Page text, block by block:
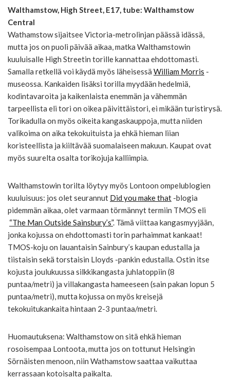
Walthamstow, High Street, E17, tube: Walthamstow
Central
Wathamstow sijaitsee Victoria-metrolinjan päässä idässä,
mutta jos on puoli päivää aikaa, matka Walthamstowin
kuuluisalle High Streetin torille kannattaa ehdottomasti.
Samalla retkellä voi käydä myös läheisessä William Morris -
museossa. Kankaiden lisäksi torilla myydään hedelmiä,
kodintavaroita ja kaikenlaista enemmän ja vähemmän
tarpeellista eli tori on oikea päivittäistori, ei mikään turistirysä.
Torikadulla on myös oikeita kangaskauppoja, mutta niiden
valikoima on aika tekokuituista ja ehkä hieman liian
koristeellista ja kiiltävää suomalaiseen makuun. Kaupat ovat
myös suurelta osalta torikojuja kalliimpia.
Walthamstowin torilta löytyy myös Lontoon ompelublogien
kuuluisuus: jos olet seurannut Did you make that -blogia
pidemmän aikaa, olet varmaan törmännyt termiin TMOS eli
“The Man Outside Sainsbury’s”. Tämä viittaa kangasmyyjään,
jonka kojussa on ehdottomasti torin parhaimmat kankaat!
TMOS-koju on lauantaisin Sainbury’s kaupan edustalla ja
tiistaisin sekä torstaisin Lloyds -pankin edustalla. Ostin itse
kojusta joulukuussa silkkikangasta juhlatoppiin (8
puntaa/metri) ja villakangasta hameeseen (sain pakan lopun 5
puntaa/metri), mutta kojussa on myös kreisejä
tekokuitukankaita hintaan 2-3 puntaa/metri.
Huomautuksena: Walthamstow on sitä ehkä hieman
rosoisempaa Lontoota, mutta jos on tottunut Helsingin
Sörnäisten menoon, niin Wathamstow saattaa vaikuttaa
kerrassaan kotoisalta paikalta.